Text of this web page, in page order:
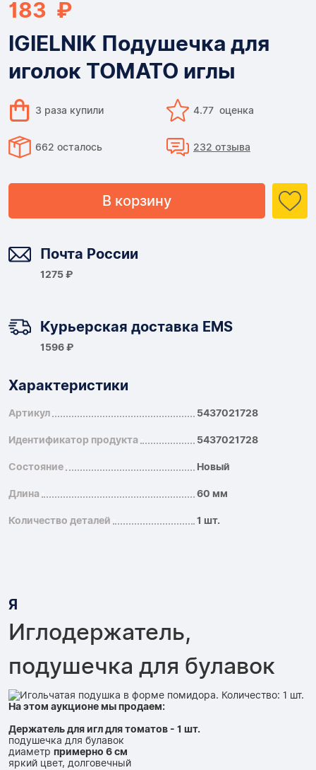
183 ₽
IGIELNIK Подушечка для
иголок TOMATO иглы
3 раза купили 4.77 оценка
662 осталось 232 отзыва
В корзину
Почта России
1275 ₽
Курьерская доставка EMS
1596 ₽
Характеристики
Артикул 5437021728
Идентификатор продукта 5437021728
Состояние Новый
Длина 60 мм
Количество деталей 1 шт.
Я
Иглодержатель,
подушечка для булавок
На этом аукционе мы продаем:
Держатель для игл для томатов - 1 шт.
подушечка для булавок
диаметр примерно 6 см
яркий цвет, долговечный